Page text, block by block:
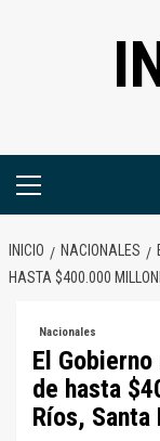
Menú
INICIO NACIONALES
HASTA $400.000
Nacionales
El
de hasta
Ríos, Santa